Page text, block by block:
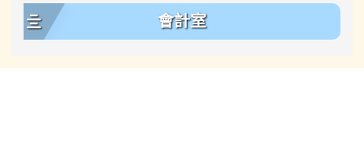
會計室